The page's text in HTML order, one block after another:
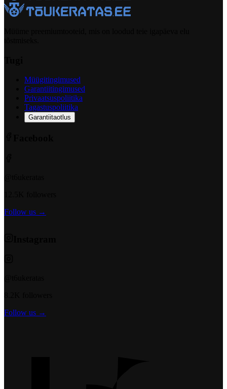
Müügitingimused
Garantiitingimused
Privaatsuspoliitika
Tagastuspoliitika
Garantiitaotlus
Follow us →
Follow us →